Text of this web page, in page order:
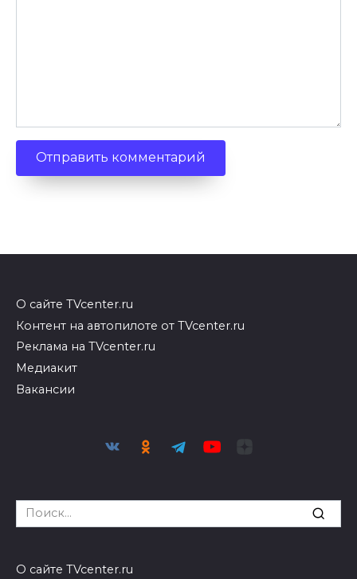
О сайте TVcenter.ru
Контент на автопилоте от TVcenter.ru
Реклама на TVcenter.ru
Медиакит
Вакансии
Search
for:
О сайте TVcenter.ru